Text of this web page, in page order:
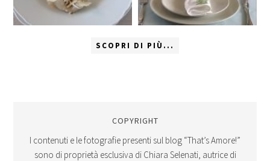
SCOPRI DI PIÙ...
COPYRIGHT
I contenuti e le fotografie presenti sul blog “That’s Amore!”
sono di proprietà esclusiva di Chiara Selenati, autrice di